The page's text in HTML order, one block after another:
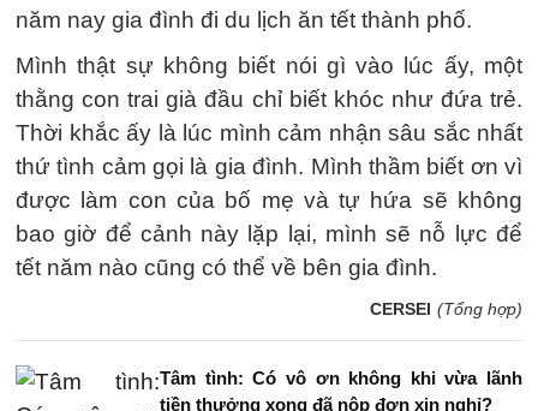
năm nay gia đình đi du lịch ăn tết thành phố.
Mình thật sự không biết nói gì vào lúc ấy, một
thằng con trai già đầu chỉ biết khóc như đứa trẻ.
Thời khắc ấy là lúc mình cảm nhận sâu sắc nhất
thứ tình cảm gọi là gia đình. Mình thầm biết ơn vì
được làm con của bố mẹ và tự hứa sẽ không
bao giờ để cảnh này lặp lại, mình sẽ nỗ lực để
tết năm nào cũng có thể về bên gia đình.
CERSEI (Tổng hợp)
Tâm tình: Có vô ơn không khi vừa lãnh
tiền thưởng xong đã nộp đơn xin nghỉ?